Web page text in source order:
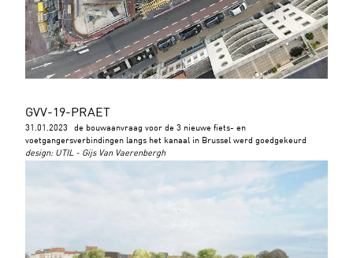
GVV-19-PRAET
31.01.2023
de bouwaanvraag voor de 3 nieuwe fiets- en
voetgangersverbindingen langs het kanaal in Brussel werd goedgekeurd
design: UTIL - Gijs Van Vaerenbergh